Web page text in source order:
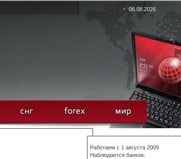
06.08.2026
Работаем с 1 августа 2009
Наблюдается банков: